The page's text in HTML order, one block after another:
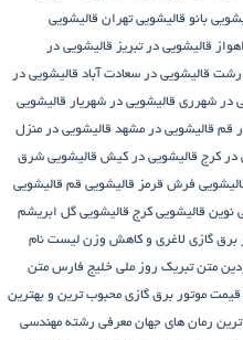
بانو قالیشویی تهران قالیشویی
قالیشویی در تبریز قالیشویی در
رشت قالیشویی در سعادت آباد قالیشویی در
در شهرری قالیشویی در شهریار قالیشویی
قم قالیشویی در مشهد قالیشویی در منزل
در کرج قالیشویی در کیش قالیشویی شرق
فرش قرمز قالیشویی قم قالیشویی
نوین قالیشویی کرج قالیشویی گل ابریشم
برق گازی لاغری و کاهش وزن لیست نام
متن تبریک روز ملی خلیج فارس متن
قیمت موتور برق گازی محبوب ترین و بهترین
رمان های جهان معرفی رشته مهندسی